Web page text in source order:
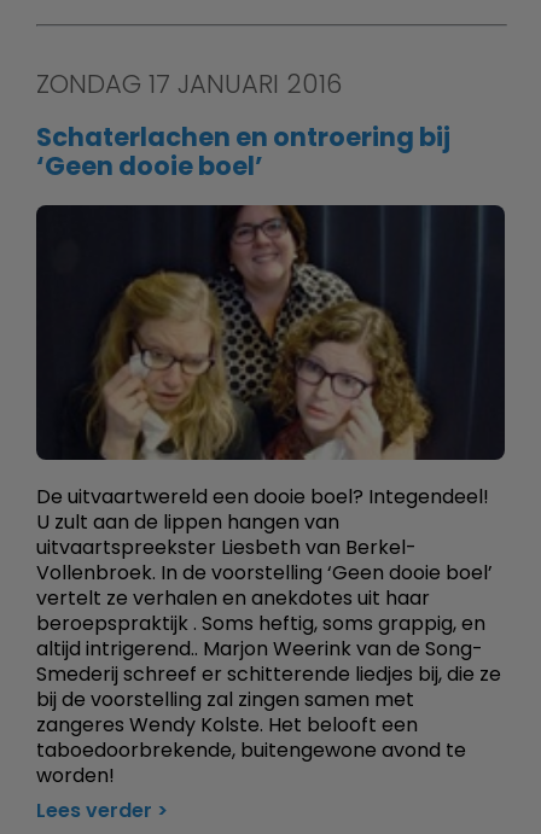
ZONDAG 17 JANUARI 2016
Schaterlachen en ontroering bij
‘Geen dooie boel’
De uitvaartwereld een dooie boel? Integendeel!
U zult aan de lippen hangen van
uitvaartspreekster Liesbeth van Berkel-
Vollenbroek. In de voorstelling ‘Geen dooie boel’
vertelt ze verhalen en anekdotes uit haar
beroepspraktijk . Soms heftig, soms grappig, en
altijd intrigerend.. Marjon Weerink van de Song-
Smederij schreef er schitterende liedjes bij, die ze
bij de voorstelling zal zingen samen met
zangeres Wendy Kolste. Het belooft een
taboedoorbrekende, buitengewone avond te
worden!
Lees verder